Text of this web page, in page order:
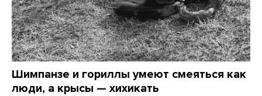
Шимпанзе и гориллы умеют смеяться как
люди, а крысы — хихикать